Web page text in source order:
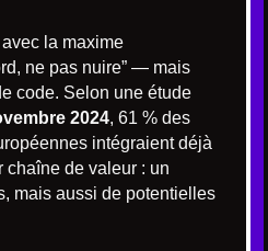
la maxime
ne pas nuire” — mais
code. Selon une étude
2024, 61 % des
intégraient déjà
chaîne de valeur : un
mais aussi de potentielles